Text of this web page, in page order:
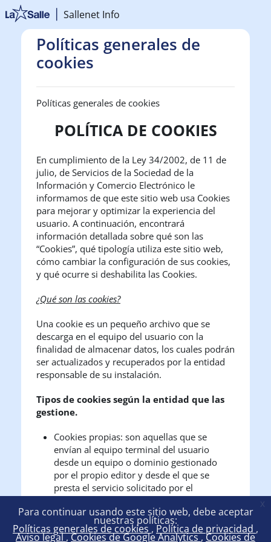
Salta al contenido principal
Para continuar usando este sitio web, debe aceptar
nuestras políticas:
Políticas generales de cookies Política de privacidad
Aviso legal Cookies de Google Analytics Cookies de
x
Sallenet Info
Políticas generales de
cookies
Políticas generales de cookies
POLÍTICA DE COOKIES
En cumplimiento de la Ley 34/2002, de 11 de
julio, de Servicios de la Sociedad de la
Información y Comercio Electrónico le
informamos de que este sitio web usa Cookies
para mejorar y optimizar la experiencia del
usuario. A continuación, encontrará
información detallada sobre qué son las
“Cookies”, qué tipología utiliza este sitio web,
cómo cambiar la configuración de sus cookies,
y qué ocurre si deshabilita las Cookies.
¿Qué son las cookies?
Una cookie es un pequeño archivo que se
descarga en el equipo del usuario con la
finalidad de almacenar datos, los cuales podrán
ser actualizados y recuperados por la entidad
responsable de su instalación.
Tipos de cookies según la entidad que las
gestione.
Cookies propias: son aquellas que se
envían al equipo terminal del usuario
desde un equipo o dominio gestionado
por el propio editor y desde el que se
presta el servicio solicitado por el
Cookies de terceros: son aquellas que se
envían al equipo terminal del usuario
desde un equipo o dominio que no es